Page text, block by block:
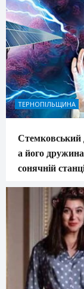
ТЕРНОПІЛЬЩИНА
Стемковський
а його
сонячній